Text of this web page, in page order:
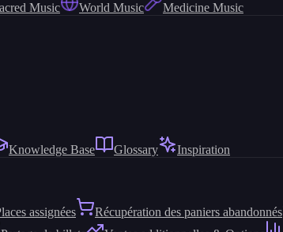
Music World Music Medicine Music
Knowledge Base Glossary Inspiration
assignées Récupération des paniers abandonnés